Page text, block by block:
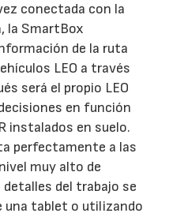
conectada con la
la SmartBox
de la ruta
LEO a través
será el propio LEO
en función
instalados en suelo.
perfectamente a las
muy alto de
del trabajo se
una tablet o utilizando